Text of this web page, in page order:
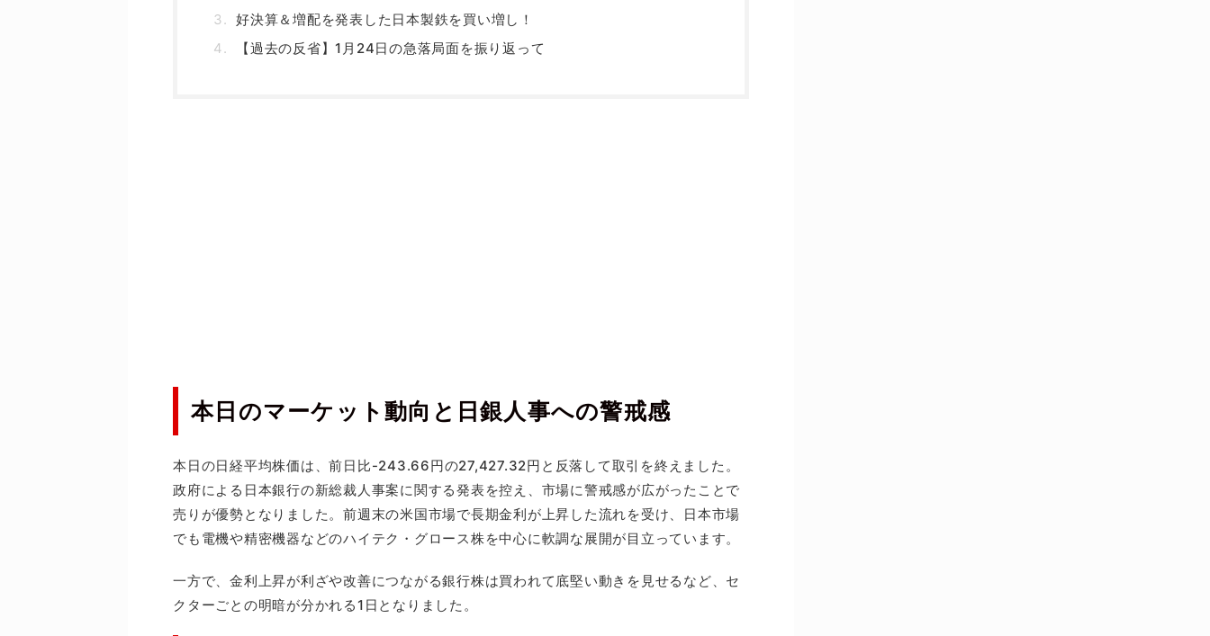
好決算＆増配を発表した日本製鉄を買い増し！
【過去の反省】1月24日の急落局面を振り返って
本日のマーケット動向と日銀人事への警戒感
本日の日経平均株価は、前日比-243.66円の27,427.32円と反落して取引を終えました。
政府による日本銀行の新総裁人事案に関する発表を控え、市場に警戒感が広がったことで
売りが優勢となりました。前週末の米国市場で長期金利が上昇した流れを受け、日本市場
でも電機や精密機器などのハイテク・グロース株を中心に軟調な展開が目立っています。
一方で、金利上昇が利ざや改善につながる銀行株は買われて底堅い動きを見せるなど、セ
クターごとの明暗が分かれる1日となりました。